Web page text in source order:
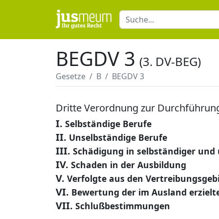
BEGDV 3 (3. DV-BEG)
Gesetze B BEGDV 3
Dritte Verordnung zur
I. Selbständige Berufe
II. Unselbständige Berufe
III. Schädigung in selbständiger
IV. Schaden in der Ausbildung
V. Verfolgte aus den
VI. Bewertung der im Ausland
VII. Schlußbestimmungen